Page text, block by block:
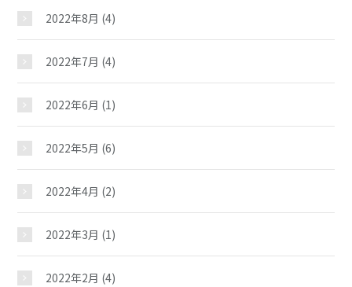
2022年8月 (4)
2022年7月 (4)
2022年6月 (1)
2022年5月 (6)
2022年4月 (2)
2022年3月 (1)
2022年2月 (4)